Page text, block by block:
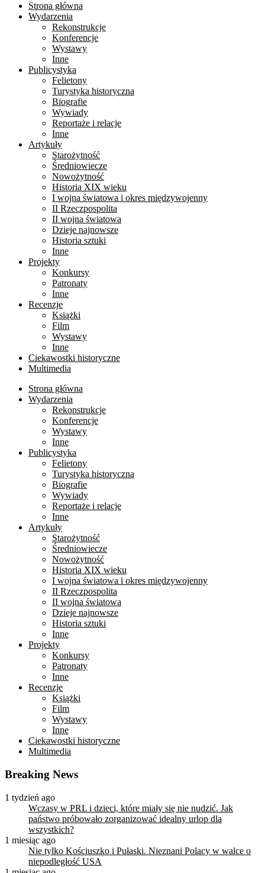
Strona główna
Wydarzenia
Rekonstrukcje
Konferencje
Wystawy
Inne
Publicystyka
Felietony
Turystyka historyczna
Biografie
Wywiady
Reportaże i relacje
Inne
Artykuły
Starożytność
Średniowiecze
Nowożytność
Historia XIX wieku
I wojna światowa i okres międzywojenny
II Rzeczpospolita
II wojna światowa
Dzieje najnowsze
Historia sztuki
Inne
Projekty
Konkursy
Patronaty
Inne
Recenzje
Książki
Film
Wystawy
Inne
Ciekawostki historyczne
Multimedia
Strona główna
Wydarzenia
Rekonstrukcje
Konferencje
Wystawy
Inne
Publicystyka
Felietony
Turystyka historyczna
Biografie
Wywiady
Reportaże i relacje
Inne
Artykuły
Starożytność
Średniowiecze
Nowożytność
Historia XIX wieku
I wojna światowa i okres międzywojenny
II Rzeczpospolita
II wojna światowa
Dzieje najnowsze
Historia sztuki
Inne
Projekty
Konkursy
Patronaty
Inne
Recenzje
Książki
Film
Wystawy
Inne
Ciekawostki historyczne
Multimedia
Breaking News
1 tydzień ago
Wczasy w PRL i dzieci, które miały się nie nudzić. Jak
państwo próbowało zorganizować idealny urlop dla
wszystkich?
1 miesiąc ago
Nie tylko Kościuszko i Pułaski. Nieznani Polacy w walce o
niepodległość USA